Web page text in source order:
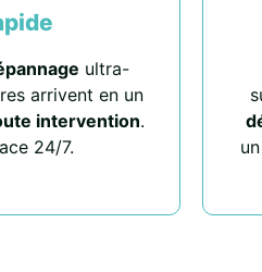
ultra-
arrivent en un
intervention.
24/7.